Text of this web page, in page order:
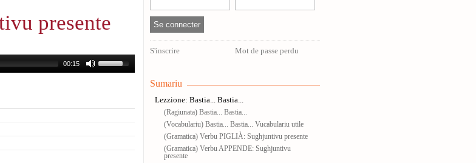
presente
00:15
S'inscrire Mot de passe perdu
Sumariu
Lezzione: Bastia... Bastia...
(Ragiunata) Bastia... Bastia...
(Vocabulariu) Bastia... Bastia... Vucabulariu utile
(Gramatica) Verbu PIGLIÀ: Sughjuntivu presente
(Gramatica) Verbu APPENDE: Sughjuntivu
presente